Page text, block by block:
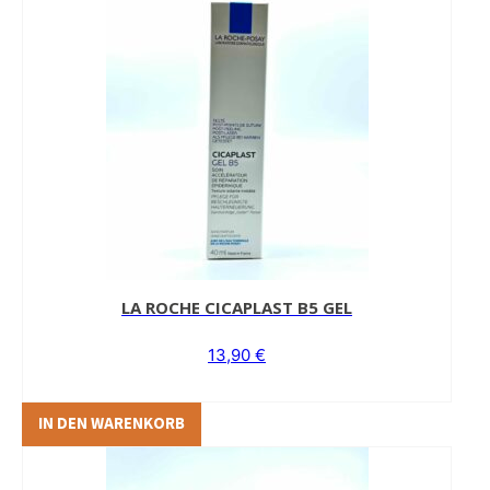
LA ROCHE CICAPLAST B5 GEL
13,90 €
IN DEN WARENKORB